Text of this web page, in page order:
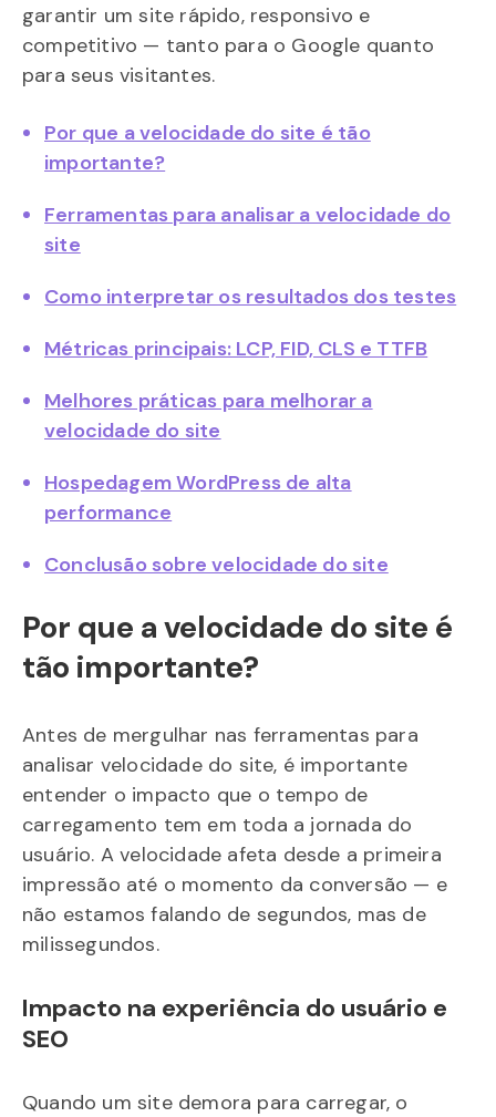
garantir um site rápido, responsivo e
competitivo — tanto para o Google quanto
para seus visitantes.
Por que a velocidade do site é tão
importante?
Ferramentas para analisar a velocidade do
site
Como interpretar os resultados dos testes
Métricas principais: LCP, FID, CLS e TTFB
Melhores práticas para melhorar a
velocidade do site
Hospedagem WordPress de alta
performance
Conclusão sobre velocidade do site
Por que a velocidade do site é
tão importante?
Antes de mergulhar nas ferramentas para
analisar velocidade do site, é importante
entender o impacto que o tempo de
carregamento tem em toda a jornada do
usuário. A velocidade afeta desde a primeira
impressão até o momento da conversão — e
não estamos falando de segundos, mas de
milissegundos.
Impacto na experiência do usuário e
SEO
Quando um site demora para carregar, o